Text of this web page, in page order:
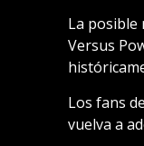
La posible
Versus
Los fans
vuelva a